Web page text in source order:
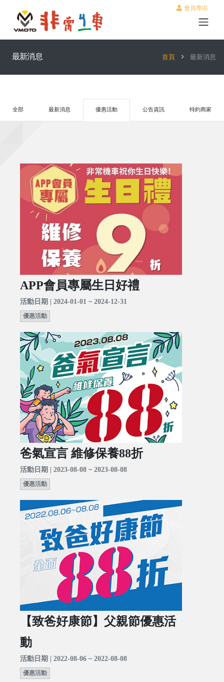
會員專區
最新消息 首頁 最新消息
全部 最新消息 優惠活動 公告資訊 特約商家
APP會員專屬生日好禮
活動日期 | 2024-01-01 ~ 2024-12-31
優惠活動
爸氣宣言 維修保養88折
活動日期 | 2023-08-08 ~ 2023-08-08
優惠活動
【致爸好康節】父親節優惠活
動
活動日期 | 2022-08-06 ~ 2022-08-08
優惠活動